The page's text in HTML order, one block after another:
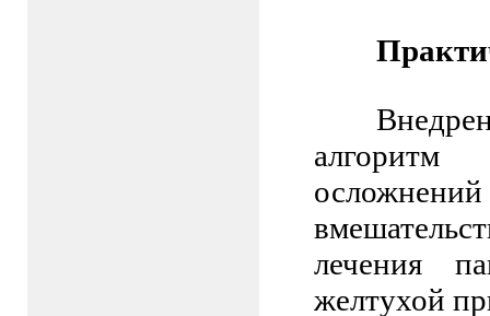
алгоритм
лечения
желтухой